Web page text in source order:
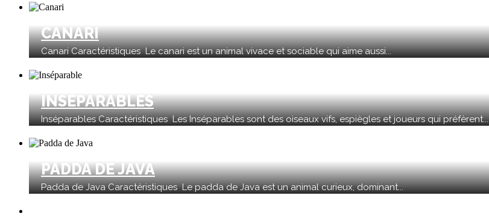
CANARI
Canari Caractéristiques Le canari est un animal vivace et sociable qui aime aussi...
INSÉPARABLES
Inséparables Caractéristiques Les Inséparables sont des oiseaux vifs, espiègles et joueurs qui préfèrent...
PADDA DE JAVA
Padda de Java Caractéristiques Le padda de Java est un animal curieux, dominant...